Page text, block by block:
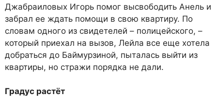
Джабраиловых Игорь помог высвободить Анель и
забрал ее ждать помощи в свою квартиру. По
словам одного из свидетелей – полицейского, –
который приехал на вызов, Лейла все еще хотела
добраться до Баймурзиной, пыталась выйти из
квартиры, но стражи порядка не дали.
Градус растёт